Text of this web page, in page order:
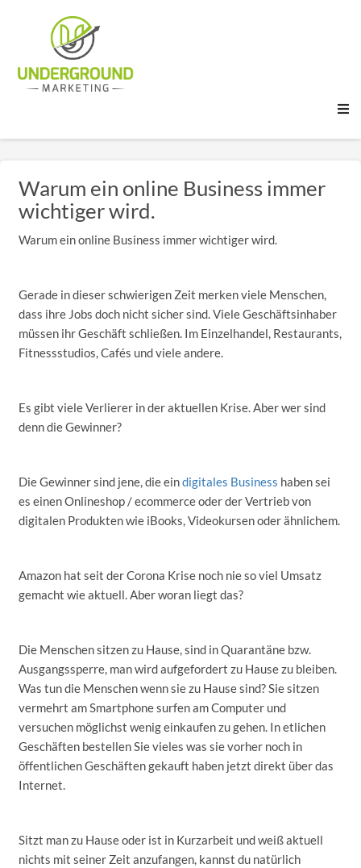
Warum ein online Business immer
wichtiger wird.
Warum ein online Business immer wichtiger wird.
Gerade in dieser schwierigen Zeit merken viele Menschen,
dass ihre Jobs doch nicht sicher sind. Viele Geschäftsinhaber
müssen ihr Geschäft schließen. Im Einzelhandel, Restaurants,
Fitnessstudios, Cafés und viele andere.
Es gibt viele Verlierer in der aktuellen Krise. Aber wer sind
denn die Gewinner?
Die Gewinner sind jene, die eindigitales Business haben sei
es einen Onlineshop / ecommerce oder der Vertrieb von
digitalen Produkten wie iBooks, Videokursen oder ähnlichem.
Amazon hat seit der Corona Krise noch nie so viel Umsatz
gemacht wie aktuell. Aber woran liegt das?
Die Menschen sitzen zu Hause, sind in Quarantäne bzw.
Ausgangssperre, man wird aufgefordert zu Hause zu bleiben.
Was tun die Menschen wenn sie zu Hause sind? Sie sitzen
vermehrt am Smartphone surfen am Computer und
versuchen möglichst wenig einkaufen zu gehen. In etlichen
Geschäften bestellen Sie vieles was sie vorher noch in
öffentlichen Geschäften gekauft haben jetzt direkt über das
Internet.
Sitzt man zu Hause oder ist in Kurzarbeit und weiß aktuell
nichts mit seiner Zeit anzufangen, kannst du natürlich